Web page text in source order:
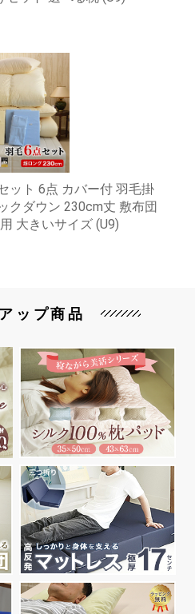
ット 6点 カバー付 羽毛掛
クダウン 230cm丈 敷布団
大きいサイズ (U9)
ップ商品